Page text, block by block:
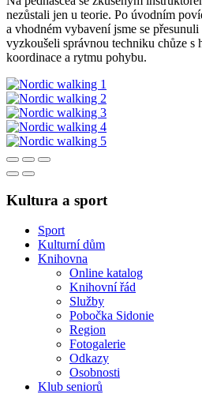
nezůstali jen u teorie. Po úvodním
a vhodném vybavení jsme se
vyzkoušeli správnou techniku chůze s
koordinace a rytmu pohybu.
Kultura a sport
Sport
Kulturní dům
Knihovna
Online katalog
Knihovní řád
Služby
Pobočka Sidonie
Region
Fotogalerie
Odkazy
Osobnosti
Klub seniorů